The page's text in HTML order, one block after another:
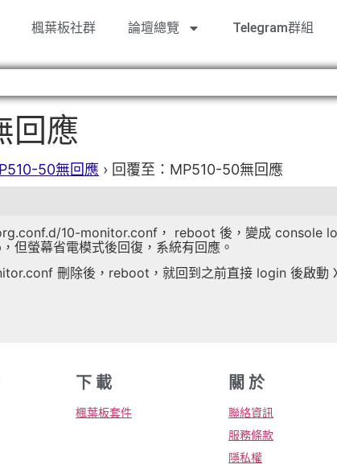
楓葉板社群 論壇總覽 Telegram群組
回應
50無回應 › 回覆至：MP510-50無回應
10-monitor.conf， reboot 後，變成 console
螢幕省電模式後回復，系統有回應。
刪除後，reboot，就回到之前直接 login 後啟動
下 載
楓葉板套件
關 於
聯絡資訊
服務條款
隱私權